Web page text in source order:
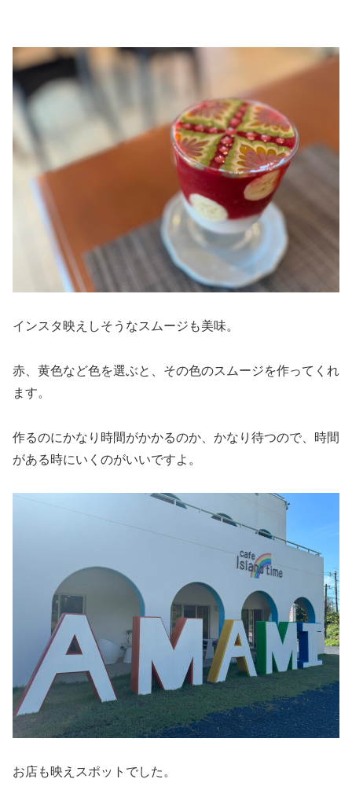
インスタ映えしそうなスムージも美味。
赤、黄色など色を選ぶと、その色のスムージを作ってくれ
ます。
作るのにかなり時間がかかるのか、かなり待つので、時間
がある時にいくのがいいですよ。
お店も映えスポットでした。